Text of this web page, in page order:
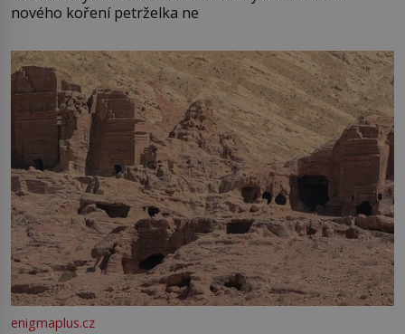
nového koření petrželka ne
enigmaplus.cz